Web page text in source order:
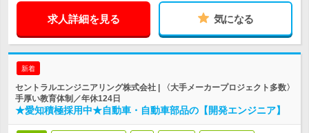
求人詳細を見る 気になる
新着
セントラルエンジニアリング株式会社 | 〈大手メーカープロジェクト多数〉
手厚い教育体制／年休124日
★愛知積極採用中★自動車・自動車部品の【開発エンジニア】